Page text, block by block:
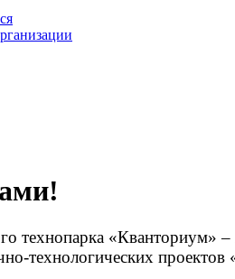
технопарка «Кванториум»
технологических